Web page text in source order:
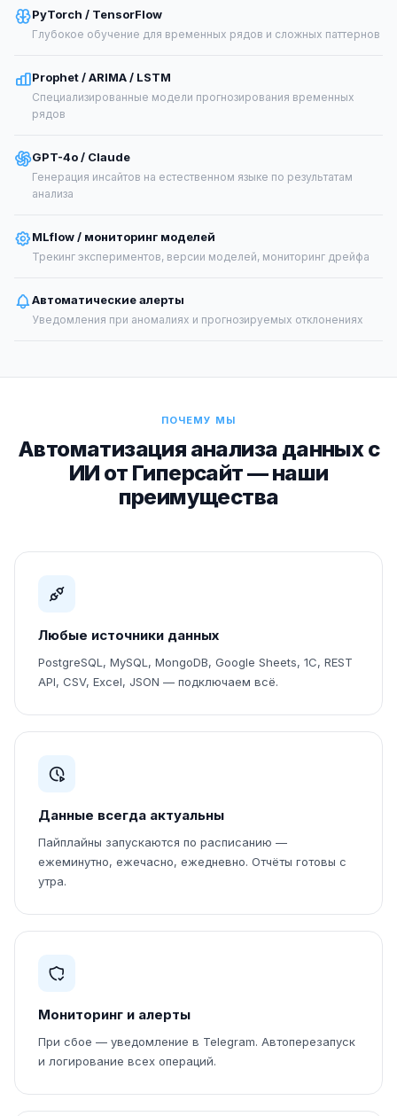
PyTorch / TensorFlow
Глубокое обучение для временных рядов и сложных паттернов
Prophet / ARIMA / LSTM
Специализированные модели прогнозирования временных
рядов
GPT-4o / Claude
Генерация инсайтов на естественном языке по результатам
анализа
MLflow / мониторинг моделей
Трекинг экспериментов, версии моделей, мониторинг дрейфа
Автоматические алерты
Уведомления при аномалиях и прогнозируемых отклонениях
ПОЧЕМУ МЫ
Автоматизация анализа данных с
ИИ от Гиперсайт — наши
преимущества
Любые источники данных
PostgreSQL, MySQL, MongoDB, Google Sheets, 1С, REST
API, CSV, Excel, JSON — подключаем всё.
Данные всегда актуальны
Пайплайны запускаются по расписанию —
ежеминутно, ежечасно, ежедневно. Отчёты готовы с
утра.
Мониторинг и алерты
При сбое — уведомление в Telegram. Автоперезапуск
и логирование всех операций.